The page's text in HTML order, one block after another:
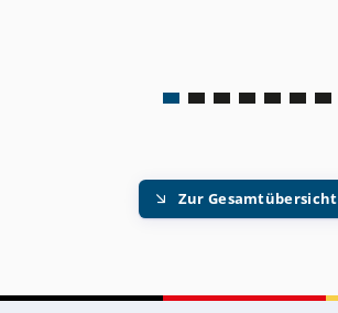
Zur Gesamtübersicht